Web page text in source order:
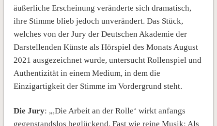
äußerliche Erscheinung veränderte sich dramatisch,
ihre Stimme blieb jedoch unverändert. Das Stück,
welches von der Jury der Deutschen Akademie der
Darstellenden Künste als Hörspiel des Monats August
2021 ausgezeichnet wurde, untersucht Rollenspiel und
Authentizität in einem Medium, in dem die
Einzigartigkeit der Stimme im Vordergrund steht.
Die Jury: „,Die Arbeit an der Rolle‘ wirkt anfangs
gegenstandslos beglückend. Fast wie reine Musik: Als